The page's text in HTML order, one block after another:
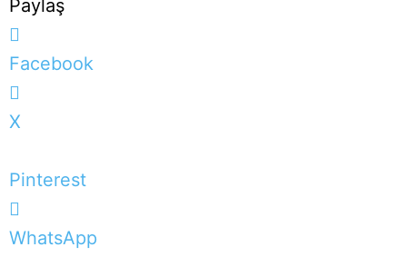
Paylaş
Facebook
X
Pinterest
WhatsApp